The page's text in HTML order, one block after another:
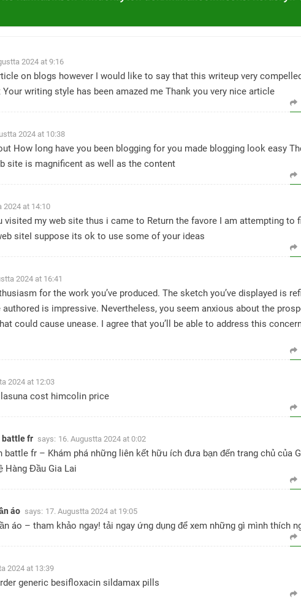
2024 at 9:16
on blogs however I would like to say that this writeup very
writing style has been amazed me Thank you very nice article
2024 at 10:38
How long have you been blogging for you made blogging look easy
site is magnificent as well as the content
2024 at 14:10
visited my web site thus i came to Return the favore I am attempting to
siteI suppose its ok to use some of your ideas
2024 at 16:41
for the work you’ve produced. The sketch you’ve displayed is
authored is impressive. Nevertheless, you seem anxious about the
could cause unease. I agree that you’ll be able to address this
2024 at 12:03
lasuna cost himcolin price
battle fr says: 16. Augustta 2024 at 0:02
battle fr – Khám phá những liên kết hữu ích đưa bạn đến trang chủ của
Hàng Đầu Gia Lai
áo says: 17. Augustta 2024 at 19:05
áo – tham khảo ngay! tải ngay ứng dụng để xem những gì mình thích
2024 at 13:39
generic besifloxacin sildamax pills